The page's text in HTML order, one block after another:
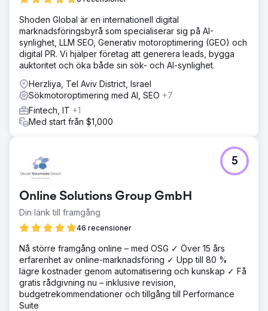
Shoden Global är en internationell digital
marknadsföringsbyrå som specialiserar sig på AI-
synlighet, LLM SEO, Generativ motoroptimering (GEO) och
digital PR. Vi hjälper företag att generera leads, bygga
auktoritet och öka både sin sök- och AI-synlighet.
Herzliya, Tel Aviv District, Israel
Sökmotoroptimering med AI, SEO +7
Fintech, IT +1
Med start från $1,000
Online Solutions Group GmbH
Din länk till framgång
46 recensioner
5
Nå större framgång online – med OSG ✓ Över 15 års
erfarenhet av online-marknadsföring ✓ Upp till 80 %
lägre kostnader genom automatisering och kunskap ✓ Få
gratis rådgivning nu – inklusive revision,
budgetrekommendationer och tillgång till Performance
Suite